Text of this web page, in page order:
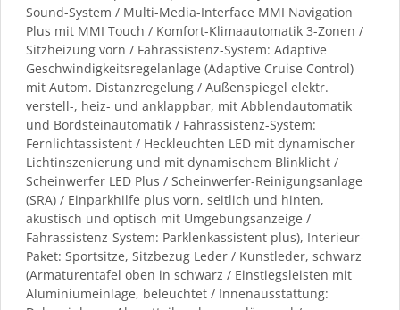
Sound-System / Multi-Media-Interface MMI Navigation
Plus mit MMI Touch / Komfort-Klimaautomatik 3-Zonen /
Sitzheizung vorn / Fahrassistenz-System: Adaptive
Geschwindigkeitsregelanlage (Adaptive Cruise Control)
mit Autom. Distanzregelung / Außenspiegel elektr.
verstell-, heiz- und anklappbar, mit Abblendautomatik
und Bordsteinautomatik / Fahrassistenz-System:
Fernlichtassistent / Heckleuchten LED mit dynamischer
Lichtinszenierung und mit dynamischem Blinklicht /
Scheinwerfer LED Plus / Scheinwerfer-Reinigungsanlage
(SRA) / Einparkhilfe plus vorn, seitlich und hinten,
akustisch und optisch mit Umgebungsanzeige /
Fahrassistenz-System: Parklenkassistent plus), Interieur-
Paket: Sportsitze, Sitzbezug Leder / Kunstleder, schwarz
(Armaturentafel oben in schwarz / Einstiegsleisten mit
Aluminiumeinlage, beleuchtet / Innenausstattung: